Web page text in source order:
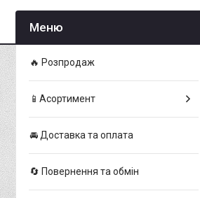
🔥 Розпродаж
📱Асортимент
🚘 Доставка та оплата
🔄 Повернення та обмін